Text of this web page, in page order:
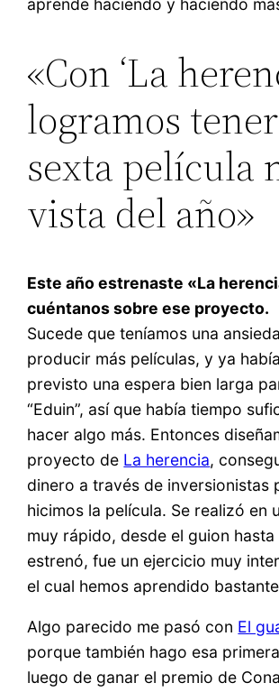
aprende haciendo y haciendo
«Con ‘La
logramos
sexta película
vista del año»
Este año estrenaste «La
cuéntanos sobre ese proyecto.
Sucede que teníamos una
producir más películas, y ya
previsto una espera bien larga
“Eduin”, así que había tiempo
hacer algo más. Entonces
proyecto de La herencia,
dinero a través de inversionistas
hicimos la película. Se realizó en
muy rápido, desde el guion hasta
estrenó, fue un ejercicio muy
el cual hemos aprendido
Algo parecido me pasó con El
porque también hago esa
luego de ganar el premio de